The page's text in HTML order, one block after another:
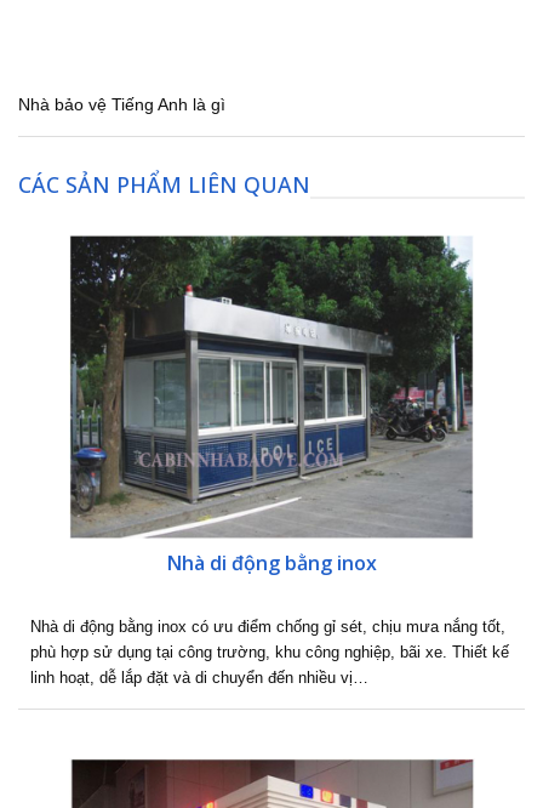
Nhà bảo vệ Tiếng Anh là gì
CÁC SẢN PHẨM LIÊN QUAN
Nhà di động bằng inox
Nhà di động bằng inox có ưu điểm chống gỉ sét, chịu mưa nắng tốt,
phù hợp sử dụng tại công trường, khu công nghiệp, bãi xe. Thiết kế
linh hoạt, dễ lắp đặt và di chuyển đến nhiều vị…